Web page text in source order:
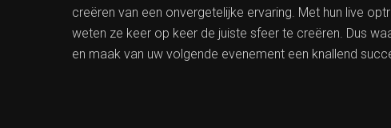
creëren van een onvergetelijke ervaring. Met hun live
weten ze keer op keer de juiste sfeer te creëren. Dus
en maak van uw volgende evenement een knallend